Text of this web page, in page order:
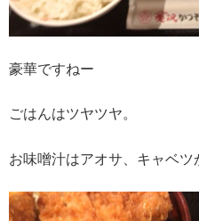
豪華ですねー
ごはんはツヤツヤ。
お味噌汁はアオサ、キャベツ